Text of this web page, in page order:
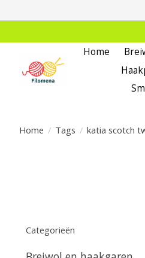
Home
Home / Tags / katia scotch
Categorieën